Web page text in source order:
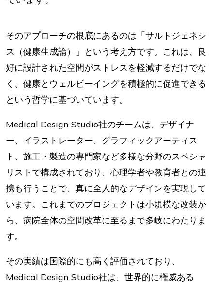
そのアプローチの根底にあるのは「サルトジェネシ
ス（健康生成論）」という考え方です。これは、良
好に設計された空間がストレスを軽減するだけでな
く、健康とウェルビーイングを積極的に促進できる
という哲学に基づいています。
Medical Design Studio社のチームは、デザイナ
ー、イラストレーター、グラフィックアーティス
ト、施工・製造の専門家など多様な分野のスペシャ
リストで構成されており、心理学者や教育者との連
携も行うことで、真に全人的なデザインを実現して
います。これまでのプロジェクトは小規模な改装か
ら、病院全体の空間改革に至るまで多岐にわたりま
す。
その実績は国際的にも高く評価されており、
Medical Design Studio社は、世界的に権威ある